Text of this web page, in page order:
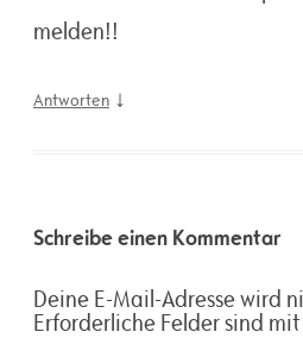
melden!!
Antworten ↓
Schreibe einen Kommentar
Deine E-Mail-Adresse wird
Erforderliche Felder sind mit